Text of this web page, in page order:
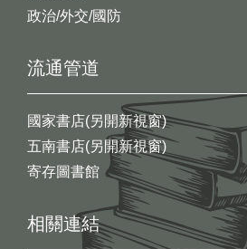
政治/外交/國防
流通管道
國家書店(另開新視窗)
五南書店(另開新視窗)
寄存圖書館
相關連結